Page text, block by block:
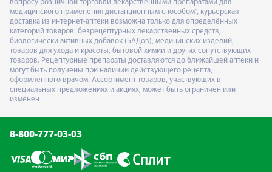
вопросу розничной торговли лекарственными препаратами для
медицинского применения дистанционным способом", курьерская
доставка из интернет-аптеки возможна только для определённых
категорий товаров: безрецептурных лекарственных средств,
биологически активных добавок (БАДов), медицинских изделий,
товаров для ухода и красоты, бытовой химии и других сопутствующих
товаров. Рецептурные препараты доставляются до ближайшей аптеки и
могут быть получены при наличии действующего рецепта,
оформленного врачом. Ассортимент товаров, участвующих в
специальных предложениях и акциях, может быть ограничен или
изменен
8-800-777-03-03